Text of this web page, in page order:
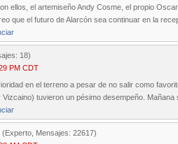
ellos, el artemiseño Andy Cosme, el propio
que el futuro de Alarcón sea continuar en la
18)
PM CDT
en el terreno a pesar de no salir como
tuvieron un pésimo desempeño. Mañana
(Experto, Mensajes: 22617)